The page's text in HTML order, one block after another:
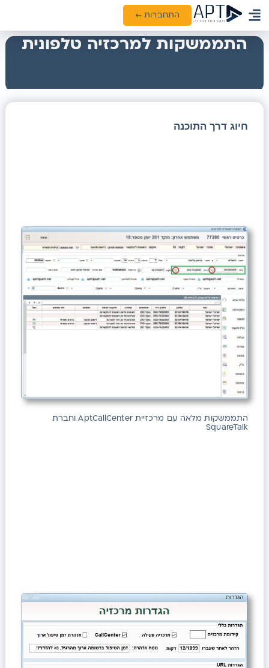
התחברות ←
התממשקות למרכזיה טלפונית
חיוג דרך התוכנה
התממשקות מלאה עם מרכזיית AptCallCenter וחברת
SquareTalk